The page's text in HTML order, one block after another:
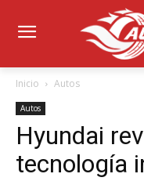
Inicio Autos
Autos
Hyundai
tecnología